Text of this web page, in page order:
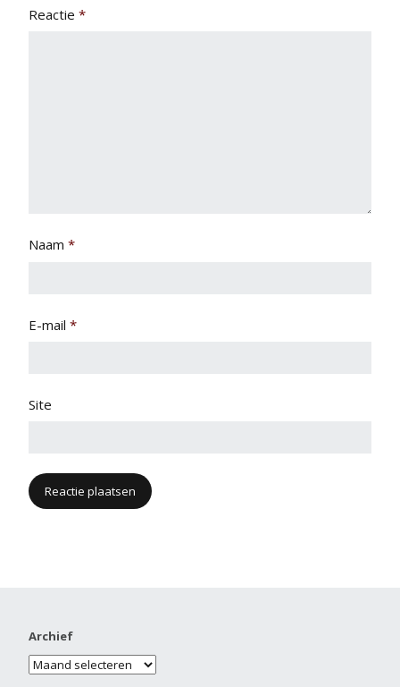
Reactie *
Naam *
E-mail *
Site
Archief